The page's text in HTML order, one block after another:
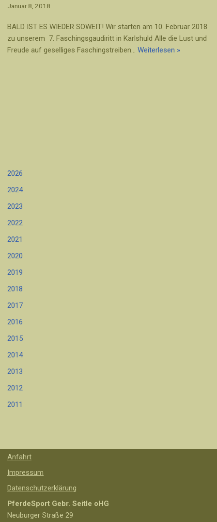
Januar 8, 2018
BALD IST ES WIEDER SOWEIT! Wir starten am 10. Februar 2018
zu unserem 7. Faschingsgaudiritt in Karlshuld Alle die Lust und
Freude auf geselliges Faschingstreiben… Weiterlesen »
2026
2024
2023
2022
2021
2020
2019
2018
2017
2016
2015
2014
2013
2012
2011
Anfahrt
Impressum
Datenschutzerklärung
PferdeSport Gebr. Seitle oHG
Neuburger Straße 29